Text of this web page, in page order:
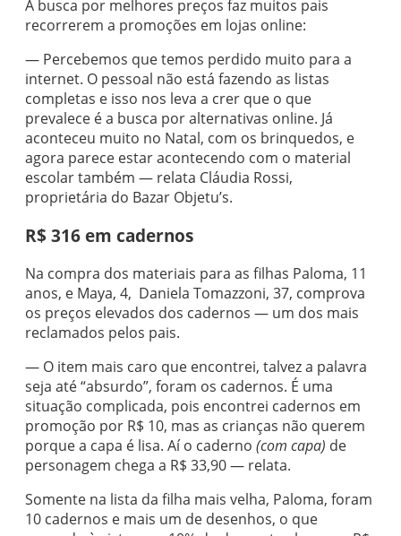
A busca por melhores preços faz muitos pais
recorrerem a promoções em lojas online:
— Percebemos que temos perdido muito para a
internet. O pessoal não está fazendo as listas
completas e isso nos leva a crer que o que
prevalece é a busca por alternativas online. Já
aconteceu muito no Natal, com os brinquedos, e
agora parece estar acontecendo com o material
escolar também — relata Cláudia Rossi,
proprietária do Bazar Objetu’s.
R$ 316 em cadernos
Na compra dos materiais para as filhas Paloma, 11
anos, e Maya, 4, Daniela Tomazzoni, 37, comprova
os preços elevados dos cadernos — um dos mais
reclamados pelos pais.
— O item mais caro que encontrei, talvez a palavra
seja até “absurdo”, foram os cadernos. É uma
situação complicada, pois encontrei cadernos em
promoção por R$ 10, mas as crianças não querem
porque a capa é lisa. Aí o caderno (com capa) de
personagem chega a R$ 33,90 — relata.
Somente na lista da filha mais velha, Paloma, foram
10 cadernos e mais um de desenhos, o que